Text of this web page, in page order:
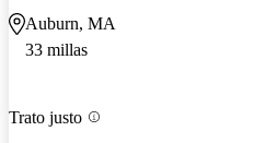
Auburn, MA
33 millas
Trato justo